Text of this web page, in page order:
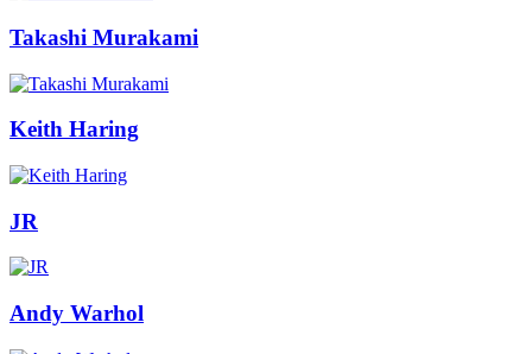
Takashi Murakami
Keith Haring
JR
Andy Warhol